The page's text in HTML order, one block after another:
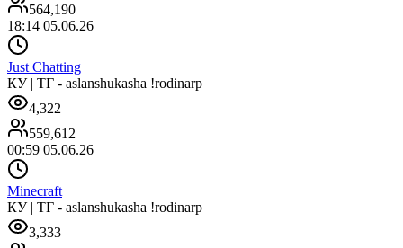
564,190
18:14 05.06.26
Just Chatting
КУ | ТГ - aslanshukasha !rodinarp
4,322
559,612
00:59 05.06.26
Minecraft
КУ | ТГ - aslanshukasha !rodinarp
3,333